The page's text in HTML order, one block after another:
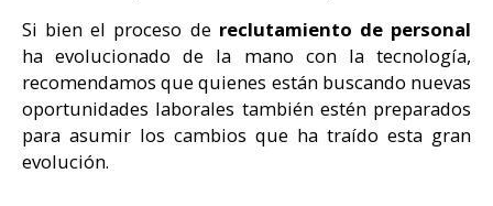
Si bien el proceso de reclutamiento de personal
ha evolucionado de la mano con la tecnología,
recomendamos que quienes están buscando nuevas
oportunidades laborales también estén preparados
para asumir los cambios que ha traído esta gran
evolución.